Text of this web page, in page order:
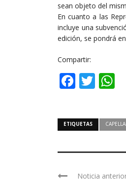
sean objeto del
En cuanto a las
incluye una
edición, se pondrá
Compartir:
ETIQUETAS
Noticia